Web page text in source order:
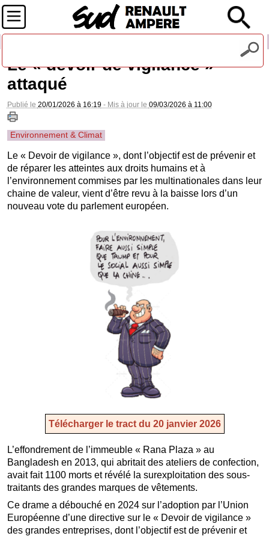
Le « devoir de vigilance »
attaqué
Publié le 20/01/2026 à 16:19- Mis à jour le 09/03/2026 à 11:00
Environnement & Climat
Le « Devoir de vigilance », dont l’objectif est de prévenir et
de réparer les atteintes aux droits humains et à
l’environnement commises par les multinationales dans leur
chaine de valeur, vient d’être revu à la baisse lors d’un
nouveau vote du parlement européen.
Télécharger le tract du 20 janvier 2026
L’effondrement de l’immeuble « Rana Plaza » au
Bangladesh en 2013, qui abritait des ateliers de confection,
avait fait 1100 morts et révélé la surexploitation des sous-
traitants des grandes marques de vêtements.
Ce drame a débouché en 2024 sur l’adoption par l’Union
Européenne d’une directive sur le « Devoir de vigilance »
des grandes entreprises, dont l’objectif est de prévenir et